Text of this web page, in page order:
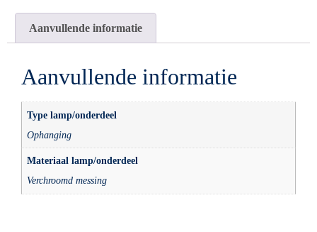
Aanvullende informatie
Aanvullende informatie
Type lamp/onderdeel
Ophanging
Materiaal lamp/onderdeel
Verchroomd messing